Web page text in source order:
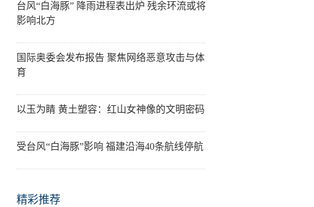
台风“白海豚” 降雨进程表出炉 残余环流或将
影响北方
国际奥委会发布报告 聚焦网络恶意攻击与体
育
以玉为睛 黄土塑容：红山女神像的文明密码
受台风“白海豚”影响 福建沿海40条航线停航
精彩推荐